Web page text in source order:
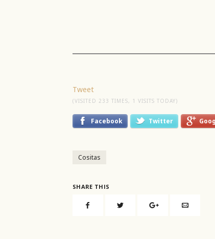
Tweet
(VISITED 233 TIMES, 1 VISITS TODAY)
Facebook Twitter
Cositas
SHARE THIS